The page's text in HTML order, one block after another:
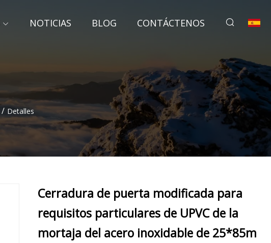
NOTICIAS BLOG CONTÁCTENOS
/ Detalles
Cerradura de puerta modificada para
requisitos particulares de UPVC de la
mortaja del acero inoxidable de 25*85m